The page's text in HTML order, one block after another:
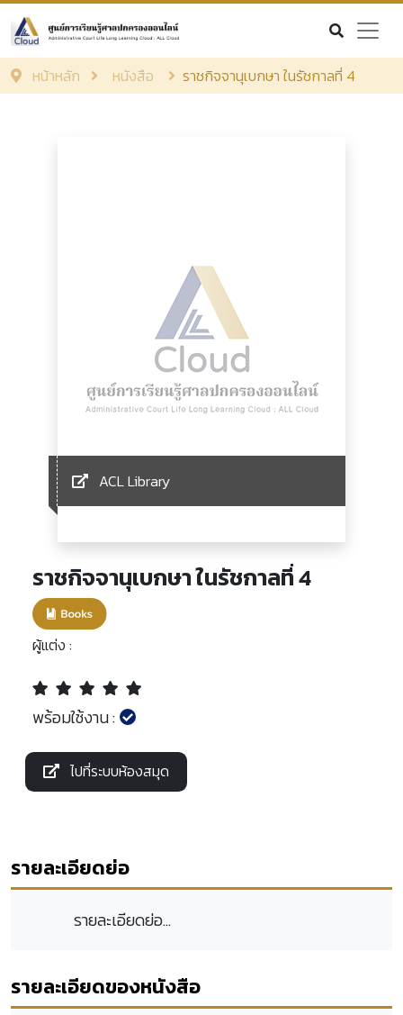
หน้าหลัก หนังสือ ราชกิจจานุเบกษา ในรัชกาลที่ 4
ACL Library
ราชกิจจานุเบกษา ในรัชกาลที่ 4
ผู้แต่ง :
พร้อมใช้งาน :
ไปที่ระบบห้องสมุด
รายละเอียดย่อ
รายละเอียดย่อ...
รายละเอียดของหนังสือ